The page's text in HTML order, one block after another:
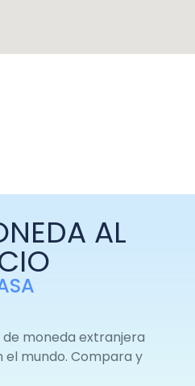
AL
de moneda extranjera
el mundo. Compara y